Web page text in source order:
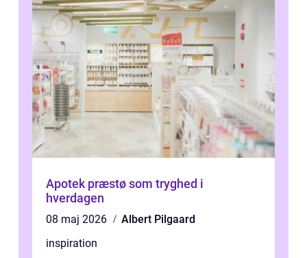
Apotek præstø som tryghed i
hverdagen
08 maj 2026
Albert Pilgaard
inspiration